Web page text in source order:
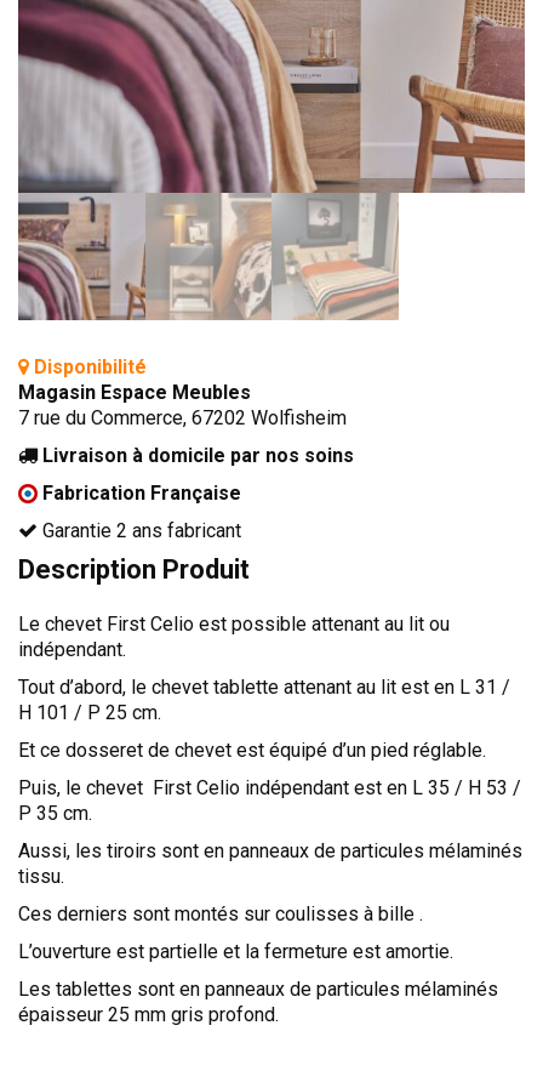
BIBLIOTHÈQUE
TABLE BASSE
FAUTEUILS
CANAPÉS
SALLES À MANGER
CHAISES
TABLES
BAHUT
CONVERTIBLE
CADRES DE LIT
TÊTES DE LITS
MEUBLES DE COMPLÉMENT
TAPIS
AMÉNAGEMENTS SUR MESURE
CONTEMPORAIN
AUTHENTIQUE
CHAMBRES COMPLÈTES
Disponibilité
Magasin Espace Meubles
7 rue du Commerce, 67202 Wolfisheim
Livraison à domicile par nos soins
Fabrication Française
Garantie 2 ans fabricant
Description Produit
Le chevet First Celio est possible attenant au lit ou
indépendant.
Tout d’abord, le chevet tablette attenant au lit est en L 31 /
H 101 / P 25 cm.
Et ce dosseret de chevet est équipé d’un pied réglable.
Puis, le chevet First Celio indépendant est en L 35 / H 53 /
P 35 cm.
Aussi, les tiroirs sont en panneaux de particules mélaminés
tissu.
Ces derniers sont montés sur coulisses à bille .
L’ouverture est partielle et la fermeture est amortie.
Les tablettes sont en panneaux de particules mélaminés
épaisseur 25 mm gris profond.